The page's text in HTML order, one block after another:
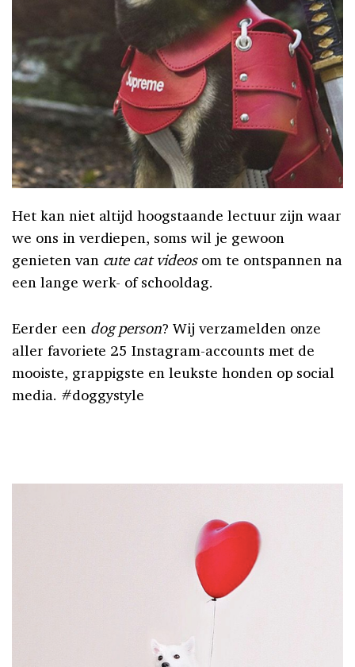
Het kan niet altijd hoogstaande lectuur zijn waar
we ons in verdiepen, soms wil je gewoon
genieten van cute cat videosom te ontspannen na
een lange werk- of schooldag.
Eerder een dog person? Wij verzamelden onze
aller favoriete 25 Instagram-accounts met de
mooiste, grappigste en leukste honden op social
media. #doggystyle